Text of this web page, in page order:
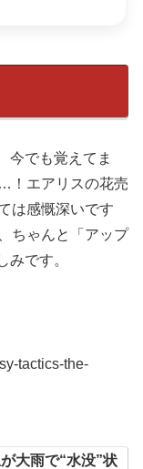
今でも覚えてま
！エアリスの花売
は感慨深いです
ちゃんと「アップ
みです。
tactics-the-
大雨で“水没”状